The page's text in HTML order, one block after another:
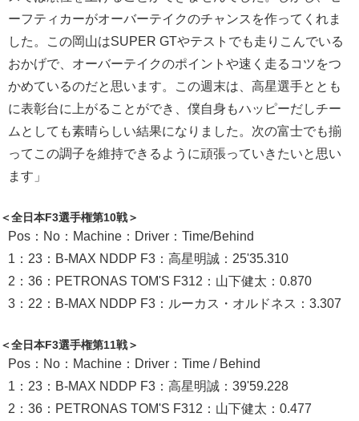
ーフティカーがオーバーテイクのチャンスを作ってくれま
した。この岡山はSUPER GTやテストでも走りこんでいる
おかげで、オーバーテイクのポイントや速く走るコツをつ
かめているのだと思います。この週末は、高星選手ととも
に表彰台に上がることができ、僕自身もハッピーだしチー
ムとしても素晴らしい結果になりました。次の富士でも揃
ってこの調子を維持できるように頑張っていきたいと思い
ます」
＜全日本F3選手権第10戦＞
Pos：No：Machine：Driver：Time/Behind
1：23：B-MAX NDDP F3：高星明誠：25'35.310
2：36：PETRONAS TOM'S F312：山下健太：0.870
3：22：B-MAX NDDP F3：ルーカス・オルドネス：3.307
＜全日本F3選手権第11戦＞
Pos：No：Machine：Driver：Time / Behind
1：23：B-MAX NDDP F3：高星明誠：39'59.228
2：36：PETRONAS TOM'S F312：山下健太：0.477